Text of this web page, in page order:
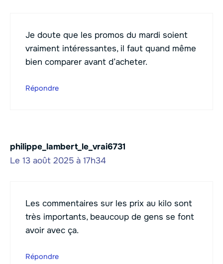
Je doute que les promos du mardi soient
vraiment intéressantes, il faut quand même
bien comparer avant d’acheter.
Répondre
philippe_lambert_le_vrai6731
Le 13 août 2025 à 17h34
Les commentaires sur les prix au kilo sont
très importants, beaucoup de gens se font
avoir avec ça.
Répondre